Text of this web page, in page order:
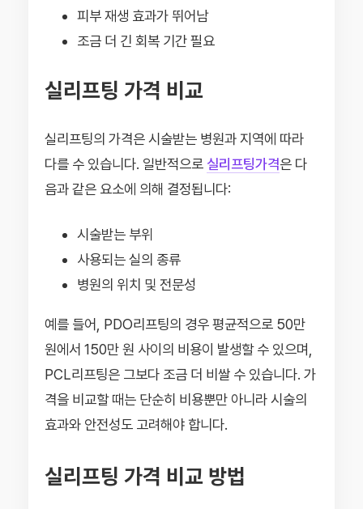
피부 재생 효과가 뛰어남
조금 더 긴 회복 기간 필요
실리프팅 가격 비교
실리프팅의 가격은 시술받는 병원과 지역에 따라
다를 수 있습니다. 일반적으로 실리프팅가격은 다
음과 같은 요소에 의해 결정됩니다:
시술받는 부위
사용되는 실의 종류
병원의 위치 및 전문성
예를 들어, PDO리프팅의 경우 평균적으로 50만
원에서 150만 원 사이의 비용이 발생할 수 있으며,
PCL리프팅은 그보다 조금 더 비쌀 수 있습니다. 가
격을 비교할 때는 단순히 비용뿐만 아니라 시술의
효과와 안전성도 고려해야 합니다.
실리프팅 가격 비교 방법